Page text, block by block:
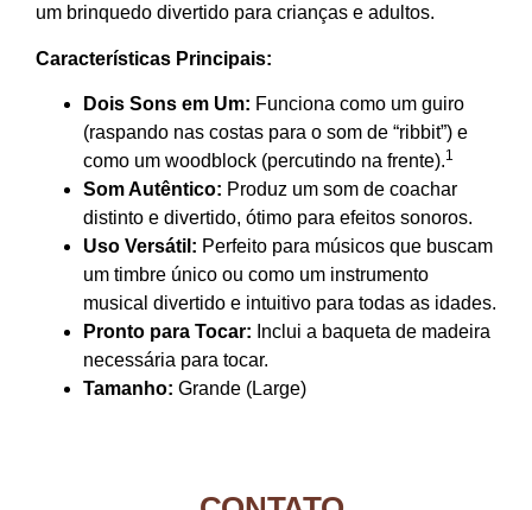
um brinquedo divertido para crianças e adultos.
Características Principais:
Dois Sons em Um: Funciona como um guiro
(raspando nas costas para o som de “ribbit”) e
como um woodblock (percutindo na frente).1
Som Autêntico: Produz um som de coachar
distinto e divertido, ótimo para efeitos sonoros.
Uso Versátil: Perfeito para músicos que buscam
um timbre único ou como um instrumento
musical divertido e intuitivo para todas as idades.
Pronto para Tocar: Inclui a baqueta de madeira
necessária para tocar.
Tamanho: Grande (Large)